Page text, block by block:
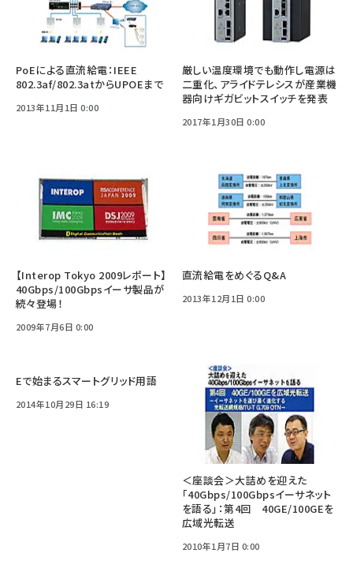
PoEによる直流給電：IEEE
802.3af/802.3atからUPOEまで
2013年11月1日 0:00
厳しい温度環境でも動作し電源は
二重化、アライドテレシスが産業機
器向けギガビットスイッチを発表
2017年1月30日 0:00
【Interop Tokyo 2009レポート】
40Gbps/100Gbpsイーサ製品が
続々登場！
2009年7月6日 0:00
直流給電をめぐるQ&A
2013年12月1日 0:00
Eで始まるスマートグリッド用語
2014年10月29日 16:19
＜座談会＞大詰めを迎えた
「40Gbps/100Gbpsイーサネット
を語る」：第4回 40GE/100GEを
広域光転送
2010年1月7日 0:00